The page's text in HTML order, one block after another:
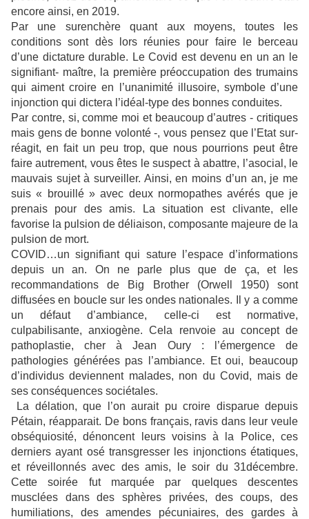
encore ainsi, en 2019.
Par une surenchère quant aux moyens, toutes les
conditions sont dès lors réunies pour faire le berceau
d’une dictature durable. Le Covid est devenu en un an le
signifiant- maître, la première préoccupation des trumains
qui aiment croire en l’unanimité illusoire, symbole d’une
injonction qui dictera l’idéal-type des bonnes conduites.
Par contre, si, comme moi et beaucoup d’autres - critiques
mais gens de bonne volonté -, vous pensez que l’Etat sur-
réagit, en fait un peu trop, que nous pourrions peut être
faire autrement, vous êtes le suspect à abattre, l’asocial, le
mauvais sujet à surveiller. Ainsi, en moins d’un an, je me
suis « brouillé » avec deux normopathes avérés que je
prenais pour des amis. La situation est clivante, elle
favorise la pulsion de déliaison, composante majeure de la
pulsion de mort.
COVID…un signifiant qui sature l’espace d’informations
depuis un an. On ne parle plus que de ça, et les
recommandations de Big Brother (Orwell 1950) sont
diffusées en boucle sur les ondes nationales. Il y a comme
un défaut d’ambiance, celle-ci est normative,
culpabilisante, anxiogène. Cela renvoie au concept de
pathoplastie, cher à Jean Oury : l’émergence de
pathologies générées pas l’ambiance. Et oui, beaucoup
d’individus deviennent malades, non du Covid, mais de
ses conséquences sociétales.
La délation, que l’on aurait pu croire disparue depuis
Pétain, réapparait. De bons français, ravis dans leur veule
obséquiosité, dénoncent leurs voisins à la Police, ces
derniers ayant osé transgresser les injonctions étatiques,
et réveillonnés avec des amis, le soir du 31décembre.
Cette soirée fut marquée par quelques descentes
musclées dans des sphères privées, des coups, des
humiliations, des amendes pécuniaires, des gardes à